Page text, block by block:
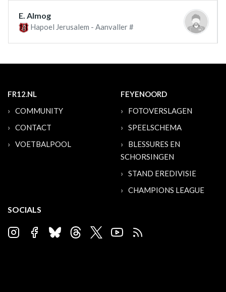
E. Almog
Hapoel Jerusalem - Aanvaller #
FR12.NL
COMMUNITY
CONTACT
VOETBALPOOL
FEYENOORD
FOTOVERSLAGEN
SPEELSCHEMA
BLESSURES EN
SCHORSINGEN
STAND EREDIVISIE
CHAMPIONS LEAGUE
SOCIALS